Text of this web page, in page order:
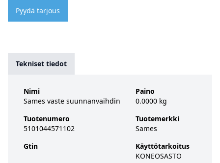
Pyydä tarjous
Tekniset tiedot
Nimi
Sames vaste suunnanvaihdin
Tuotenumero
5101044571102
Gtin
Paino
0.0000 kg
Tuotemerkki
Sames
Käyttötarkoitus
KONEOSASTO